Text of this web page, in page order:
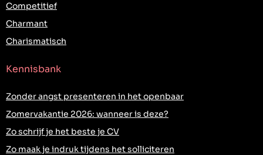
Competitief
Charmant
Charismatisch
Kennisbank
Zonder angst presenteren in het openbaar
Zomervakantie 2026: wanneer is deze?
Zo schrijf je het beste je CV
Zo maak je indruk tijdens het solliciteren